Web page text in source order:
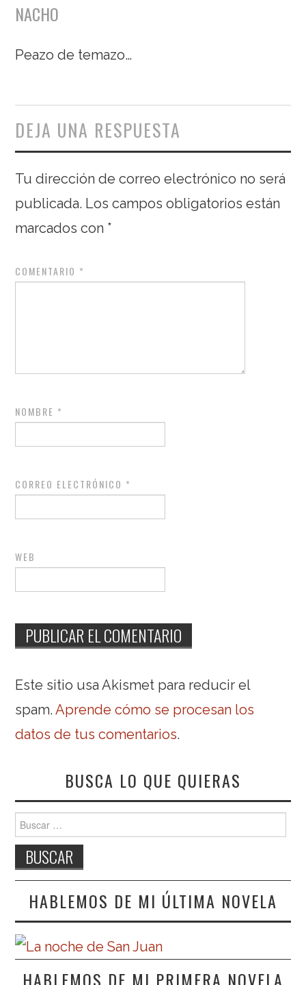
NACHO
Peazo de temazo…
DEJA UNA RESPUESTA
Tu dirección de correo electrónico no será
publicada. Los campos obligatorios están
marcados con *
COMENTARIO *
NOMBRE *
CORREO ELECTRÓNICO *
WEB
Este sitio usa Akismet para reducir el
spam.Aprende cómo se procesan los
datos de tus comentarios.
BUSCA LO QUE QUIERAS
Buscar:
HABLEMOS DE MI ÚLTIMA NOVELA
HABLEMOS DE MI PRIMERA NOVELA